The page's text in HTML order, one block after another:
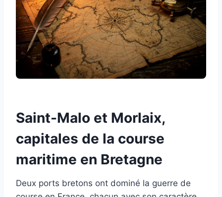
Saint-Malo et Morlaix,
capitales de la course
maritime en Bretagne
Deux ports bretons ont dominé la guerre de